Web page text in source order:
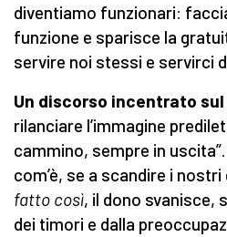
diventiamo funzionari:
funzione e sparisce la
servire noi stessi e servirci
Un discorso incentrato sul
rilanciare l’immagine
cammino, sempre in
com’è, se a scandire i nostri
fatto così, il dono svanisce,
dei timori e dalla